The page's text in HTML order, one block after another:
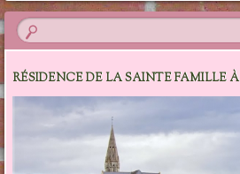
RÉSIDENCE DE LA SAINTE FAMILLE